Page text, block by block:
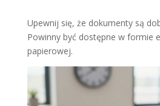
Upewnij się, że dokumenty są
Powinny być dostępne w formie
papierowej.